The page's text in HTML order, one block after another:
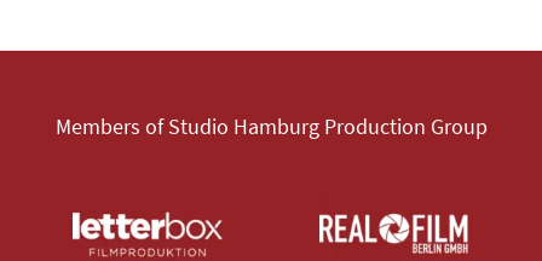
Members of Studio Hamburg Production Group